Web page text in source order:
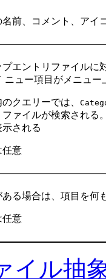
名前、コメント、ア
プエントリファイルに
ニュー項目がメニュ
のクエリーでは、
ファイルが検索される
される
任意
ある場合は、項目を
任意
イル抽